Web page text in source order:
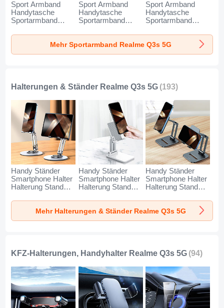
Sport Armband
Handytasche
Sportarmband
Universal A11 für
Realme Q3s 5G
Blau
Sport Armband
Handytasche
Sportarmband
Universal G03 für
Realme Q3s 5G
Schwarz
Sport Armband
Handytasche
Sportarmband
Universal A10 für
Realme Q3s 5G
Grün
Mehr Sportarmband Realme Q3s 5G
Halterungen & Ständer Realme Q3s 5G (193)
Handy Ständer
Smartphone Halter
Halterung Stand
Realme Q3s 5G
Handy Ständer
Smartphone Halter
Halterung Stand
Realme Q3s 5G
Weiß
Handy Ständer
Smartphone Halter
Halterung Stand
Realme Q3s 5G
Schwarz
Mehr Halterungen & Ständer Realme Q3s 5G
KFZ-Halterungen, Handyhalter Realme Q3s 5G (94)